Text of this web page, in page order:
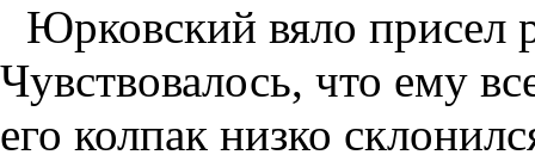
Юрковский вяло присел
Чувствовалось, что ему
его колпак низко